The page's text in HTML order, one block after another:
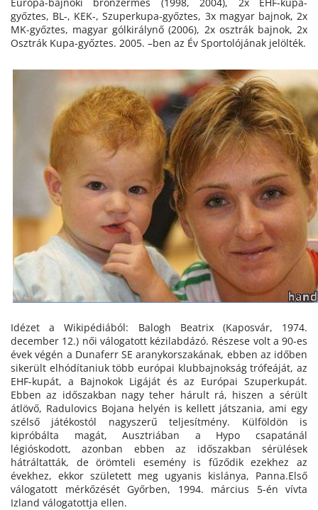
győztes, BL-, KEK-, Szuperkupa-győztes, 3x magyar bajnok, 2x
MK-győztes, magyar gólkirálynő (2006), 2x osztrák bajnok, 2x
Osztrák Kupa-győztes. 2005. –ben az Év Sportolójának jelölték.
Idézet a Wikipédiából: Balogh Beatrix (Kaposvár, 1974.
december 12.) női válogatott kézilabdázó. Részese volt a 90-es
évek végén a Dunaferr SE aranykorszakának, ebben az időben
sikerült elhódítaniuk több európai klubbajnokság trófeáját, az
EHF-kupát, a Bajnokok Ligáját és az Európai Szuperkupát.
Ebben az időszakban nagy teher hárult rá, hiszen a sérült
átlövő, Radulovics Bojana helyén is kellett játszania, ami egy
szélső játékostól nagyszerű teljesítmény. Külföldön is
kipróbálta magát, Ausztriában a Hypo csapatánál
légióskodott, azonban ebben az időszakban sérülések
hátráltatták, de örömteli esemény is fűződik ezekhez az
évekhez, ekkor született meg ugyanis kislánya, Panna.Első
válogatott mérkőzését Győrben, 1994. március 5-én vívta
Izland válogatottja ellen.